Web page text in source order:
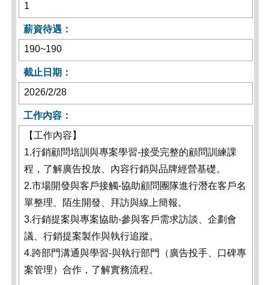
1
薪資待遇：
190~190
截止日期：
2026/2/28
工作內容：
【工作內容】
1.行銷顧問培訓與專案學習-接受完整的顧問訓練課
程，了解廣告投放、內容行銷與品牌經營基礎。
2.市場開發與客戶接觸-協助顧問團隊進行潛在客戶名
單整理、陌生開發、拜訪與線上簡報。
3.行銷提案與專案協助-參與客戶需求訪談、企劃會
議、行銷提案製作與執行追蹤。
4.跨部門溝通與學習-與執行部門（廣告投手、口碑專
案管理）合作，了解實務流程。